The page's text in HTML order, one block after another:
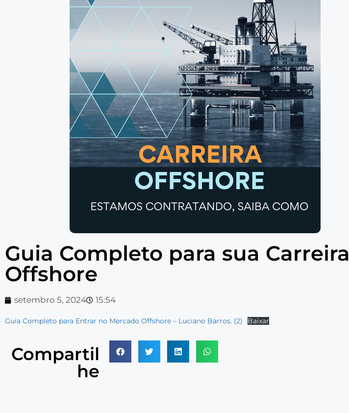
Guia Completo para sua Carreira
Offshore
setembro 5, 2024 15:54
Guia Completo para Entrar no Mercado Offshore – Luciano Barros. (2) Baixar
Compartil
he